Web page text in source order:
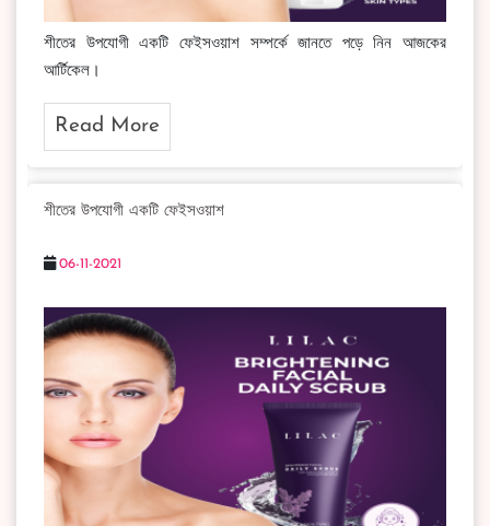
শীতের উপযোগী একটি ফেইসওয়াশ সম্পর্কে জানতে পড়ে নিন আজকের
আর্টিকেল।
Read More
শীতের উপযোগী একটি ফেইসওয়াশ
06-11-2021